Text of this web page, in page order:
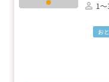
1～
お